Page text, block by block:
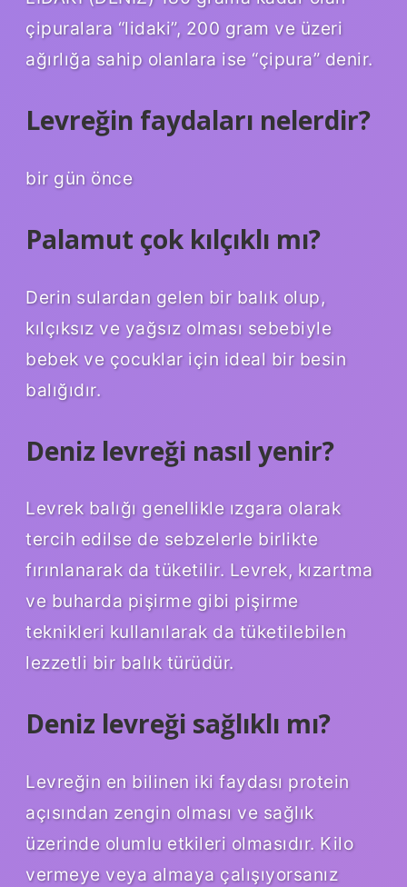
çipuralara “lidaki”, 200 gram ve üzeri
ağırlığa sahip olanlara ise “çipura” denir.
Levreğin faydaları nelerdir?
bir gün önce
Palamut çok kılçıklı mı?
Derin sulardan gelen bir balık olup,
kılçıksız ve yağsız olması sebebiyle
bebek ve çocuklar için ideal bir besin
balığıdır.
Deniz levreği nasıl yenir?
Levrek balığı genellikle ızgara olarak
tercih edilse de sebzelerle birlikte
fırınlanarak da tüketilir. Levrek, kızartma
ve buharda pişirme gibi pişirme
teknikleri kullanılarak da tüketilebilen
lezzetli bir balık türüdür.
Deniz levreği sağlıklı mı?
Levreğin en bilinen iki faydası protein
açısından zengin olması ve sağlık
üzerinde olumlu etkileri olmasıdır. Kilo
vermeye veya almaya çalışıyorsanız